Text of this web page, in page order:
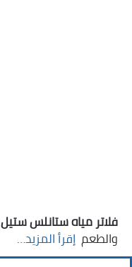
فلاتر مياه ستانلس ستيل
والطعم ‏ إقرأ المزيد…